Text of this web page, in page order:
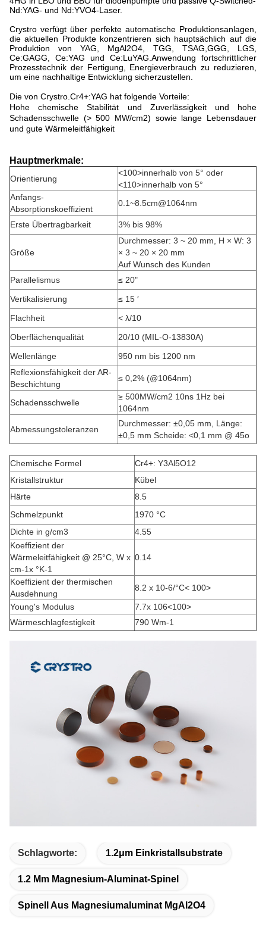
Nd:YAG- und Nd:YVO4-Laser.
Crystro verfügt über perfekte automatische Produktionsanlagen,
die aktuellen Produkte konzentrieren sich hauptsächlich auf die
Produktion von YAG, MgAl2O4, TGG, TSAG,GGG, LGS,
Ce:GAGG, Ce:YAG und Ce:LuYAG.Anwendung fortschrittlicher
Prozesstechnik der Fertigung, Energieverbrauch zu reduzieren,
um eine nachhaltige Entwicklung sicherzustellen.
Die von Crystro. Cr4+:YAG hat folgende Vorteile:
Hohe chemische Stabilität und Zuverlässigkeit und hohe
Schadensschwelle (> 500 MW/cm2) sowie lange Lebensdauer
und gute Wärmeleitfähigkeit
Hauptmerkmale:
Orientierung
<100>innerhalb von 5° oder
<110>innerhalb von 5°
Anfangs-
Absorptionskoeffizient
0.1~8.5cm@1064nm
Erste Übertragbarkeit 3% bis 98%
Größe
Durchmesser: 3 ~ 20 mm, H × W: 3
× 3 ~ 20 × 20 mm
Auf Wunsch des Kunden
Parallelismus
≤ 20"
Vertikalisierung
≤ 15 ′
Flachheit
< λ/10
Oberflächenqualität
20/10 (MIL-O-13830A)
Wellenlänge
950 nm bis 1200 nm
Reflexionsfähigkeit der AR-
Beschichtung
≤ 0,2% (@1064nm)
Schadensschwelle
≥ 500MW/cm2 10ns 1Hz bei
1064nm
Abmessungstoleranzen
Durchmesser: ±0,05 mm, Länge:
±0,5 mm Scheide: <0,1 mm @ 45o
Chemische Formel
Cr4+: Y3Al5O12
Kristallstruktur
Kübel
Härte
8.5
Schmelzpunkt
1970 °C
Dichte in g/cm3
4.55
Koeffizient der
Wärmeleitfähigkeit @ 25°C, W x
cm-1x °K-1
0.14
Koeffizient der thermischen
Ausdehnung
8.2 x 10-6/°C< 100>
Young's Modulus
7.7x 106<100>
Wärmeschlagfestigkeit
790 Wm-1
Schlagworte: 1.2μm Einkristallsubstrate
1.2 Μm Magnesium-Aluminat-Spinel
Spinell Aus Magnesiumaluminat MgAl2O4